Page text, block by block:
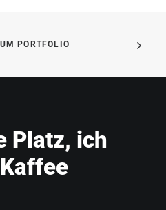
PORTFOLIO
Platz, ich